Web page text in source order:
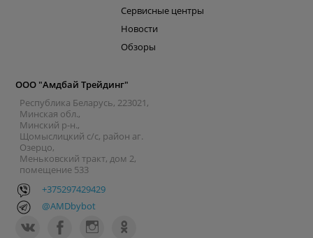
Сервисные центры
Новости
Обзоры
ООО "Амдбай Трейдинг"
Республика Беларусь, 223021,
Минская обл.,
Минский р-н.,
Щомыслицкий с/с, район аг.
Озерцо,
Меньковский тракт, дом 2,
помещение 533
+375297429429
@AMDbybot